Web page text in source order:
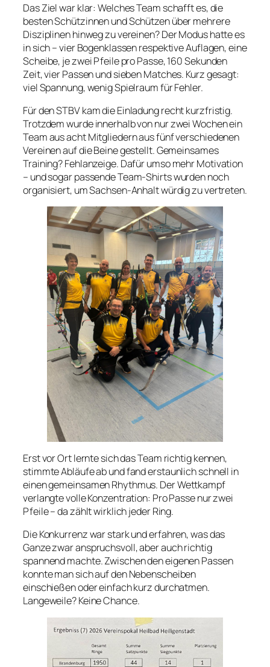
Das Ziel war klar: Welches Team schafft es, die
besten Schützinnen und Schützen über mehrere
Disziplinen hinweg zu vereinen? Der Modus hatte es
in sich – vier Bogenklassen respektive Auflagen, eine
Scheibe, je zwei Pfeile pro Passe, 160 Sekunden
Zeit, vier Passen und sieben Matches. Kurz gesagt:
viel Spannung, wenig Spielraum für Fehler.
Für den STBV kam die Einladung recht kurzfristig.
Trotzdem wurde innerhalb von nur zwei Wochen ein
Team aus acht Mitgliedern aus fünf verschiedenen
Vereinen auf die Beine gestellt. Gemeinsames
Training? Fehlanzeige. Dafür umso mehr Motivation
– und sogar passende Team-Shirts wurden noch
organisiert, um Sachsen-Anhalt würdig zu vertreten.
Erst vor Ort lernte sich das Team richtig kennen,
stimmte Abläufe ab und fand erstaunlich schnell in
einen gemeinsamen Rhythmus. Der Wettkampf
verlangte volle Konzentration: Pro Passe nur zwei
Pfeile – da zählt wirklich jeder Ring.
Die Konkurrenz war stark und erfahren, was das
Ganze zwar anspruchsvoll, aber auch richtig
spannend machte. Zwischen den eigenen Passen
konnte man sich auf den Nebenscheiben
einschießen oder einfach kurz durchatmen.
Langeweile? Keine Chance.